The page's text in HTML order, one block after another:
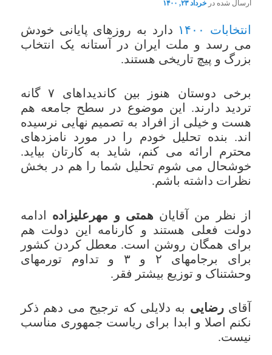
ارسال شده درخرداد ۲۳, ۱۴۰۰
انتخابات ۱۴۰۰
دارد به روزهای پایانی خودش
می رسد و ملت ایران در آستانه یک انتخاب
بزرگ و پیچ تاریخی هستند.
برخی دوستان هنوز بین کاندیداهای ۷ گانه
تردید دارند. این موضوع در سطح جامعه هم
هست و خیلی از افراد به تصمیم نهایی نرسیده
اند. بنده تحلیل خودم را در مورد نامزدهای
محترم ارائه می کنم، شاید به کارتان بیاید.
خوشحال می شوم تحلیل شما را هم در بخش
نظرات داشته باشم.
از نظر من آقایانهمتی و مهرعلیزاده ادامه
دولت فعلی هستند و کارنامه این دولت هم
برای همگان روشن است. معطل کردن کشور
برای برجامهای ۲ و ۳ و تداوم تورمهای
وحشتناک و توزیع بیشتر فقر.
آقایرضایی به دلایلی که ترجیح می دهم ذکر
نکنم اصلا و ابدا برای ریاست جمهوری مناسب
نیست.